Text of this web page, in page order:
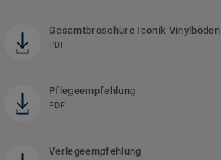
Gesamtbroschüre Iconik Vinylböden
PDF
Pflegeempfehlung
PDF
Verlegeempfehlung